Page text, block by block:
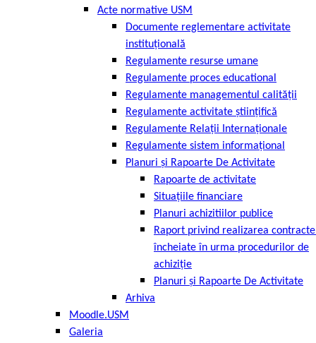
Acte normative USM
Documente reglementare activitate
instituţională
Regulamente resurse umane
Regulamente proces educational
Regulamente managementul calității
Regulamente activitate ştiinţifică
Regulamente Relaţii Internaţionale
Regulamente sistem informaţional
Planuri și Rapoarte De Activitate
Rapoarte de activitate
Situațiile financiare
Planuri achizitiilor publice
Raport privind realizarea
încheiate în urma procedurilor de
achiziție
Planuri și Rapoarte De Activitate
Arhiva
Moodle.USM
Galeria